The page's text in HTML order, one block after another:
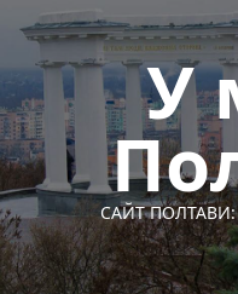
Перейти
вмісту
У
САЙТ